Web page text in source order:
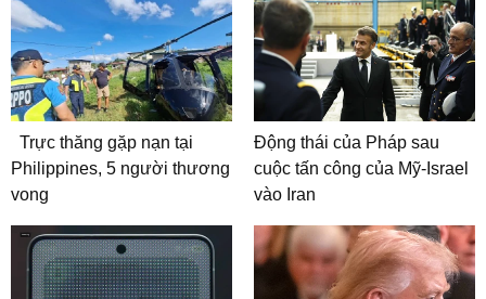
Trực thăng gặp nạn tại
Philippines, 5 người thương
vong
Động thái của Pháp sau
cuộc tấn công của Mỹ-Israel
vào Iran